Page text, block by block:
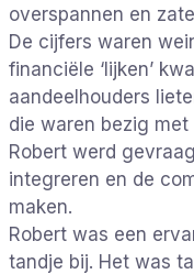
overspannen en
De cijfers waren
financiële ‘lijken’
aandeelhouders
die waren bezig
Robert werd
integreren en de
maken.
Robert was een
tandje bij. Het was